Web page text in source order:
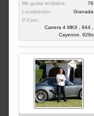
Me gusta recibidos:
76
Localización:
Granada
P-Cars:
Carrera 4 MKII , 944 ,
Cayenne, 928s